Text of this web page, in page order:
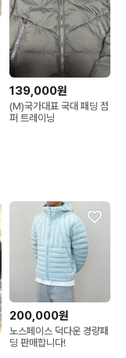
139,000원
(M)국가대표 국대 패딩 점
퍼 트레이닝
200,000원
노스페이스 덕다운 경량패
딩 판매합니다!